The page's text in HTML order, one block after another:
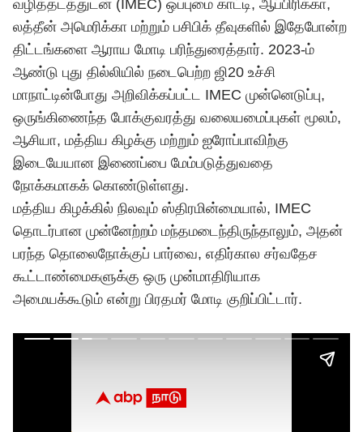
வழித்தடத்துடன் (IMEC) ஒப்புமை காட்டி, ஆப்பிரிக்கா,
லத்தீன் அமெரிக்கா மற்றும் பசிபிக் தீவுகளில் இதேபோன்ற
திட்டங்களை ஆராய மோடி பரிந்துரைத்தார். 2023-ம்
ஆண்டு புது தில்லியில் நடைபெற்ற ஜி20 உச்சி
மாநாட்டின்போது அறிவிக்கப்பட்ட IMEC முன்னெடுப்பு,
ஒருங்கிணைந்த போக்குவரத்து வலையமைப்புகள் மூலம்,
ஆசியா, மத்திய கிழக்கு மற்றும் ஐரோப்பாவிற்கு
இடையேயான இணைப்பை மேம்படுத்துவதை
நோக்கமாகக் கொண்டுள்ளது.
மத்திய கிழக்கில் நிலவும் ஸ்திரமின்மையால், IMEC
தொடர்பான முன்னேற்றம் மந்தமடைந்திருந்தாலும், அதன்
பரந்த தொலைநோக்குப் பார்வை, எதிர்கால சர்வதேச
கூட்டாண்மைகளுக்கு ஒரு முன்மாதிரியாக
அமையக்கூடும் என்று பிரதமர் மோடி குறிப்பிட்டார்.